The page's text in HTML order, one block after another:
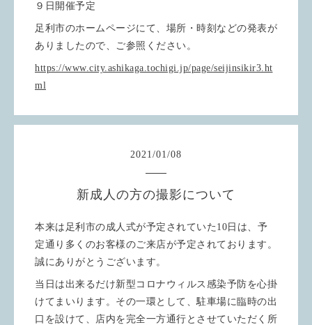
９日開催予定
足利市のホームページにて、場所・時刻などの発表が
ありましたので、ご参照ください。
https://www.city.ashikaga.tochigi.jp/page/seijinsikir3.ht
ml
2021/01/08
新成人の方の撮影について
本来は足利市の成人式が予定されていた10日は、予
定通り多くのお客様のご来店が予定されております。
誠にありがとうございます。
当日は出来るだけ新型コロナウィルス感染予防を心掛
けてまいります。その一環として、駐車場に臨時の出
口を設けて、店内を完全一方通行とさせていただく所